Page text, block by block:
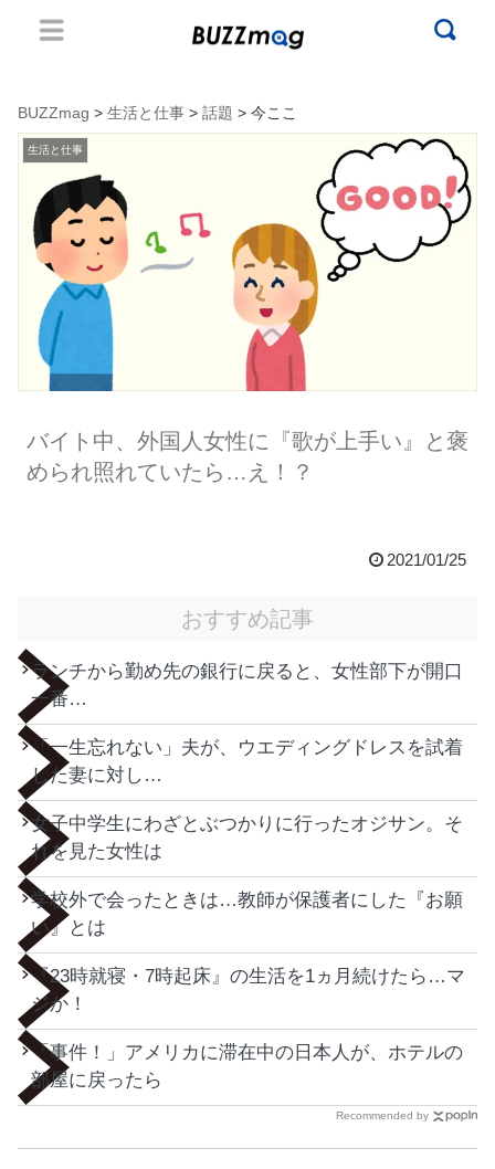
BUZZmag > 生活と仕事 > 話題 > 今ここ
生活と仕事
バイト中、外国人女性に『歌が上手い』と褒
められ照れていたら…え！？
2021/01/25
おすすめ記事
ランチから勤め先の銀行に戻ると、女性部下が開口
一番…
「一生忘れない」夫が、ウエディングドレスを試着
した妻に対し…
女子中学生にわざとぶつかりに行ったオジサン。そ
れを見た女性は
学校外で会ったときは…教師が保護者にした『お願
い』とは
『23時就寝・7時起床』の生活を1ヵ月続けたら…マ
ジか！
「事件！」アメリカに滞在中の日本人が、ホテルの
部屋に戻ったら
Recommended by